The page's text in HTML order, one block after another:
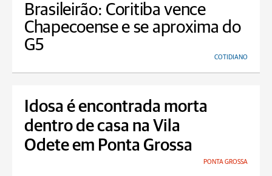
Brasileirão: Coritiba vence
Chapecoense e se aproxima do
G5
COTIDIANO
Idosa é encontrada morta
dentro de casa na Vila
Odete em Ponta Grossa
PONTA GROSSA